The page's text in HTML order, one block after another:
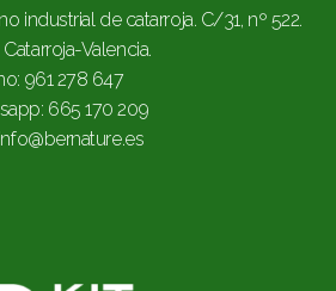
industrial de catarroja. C/31, nº 522.
Valencia.
961 278 647
665 170 209
info@bernature.es